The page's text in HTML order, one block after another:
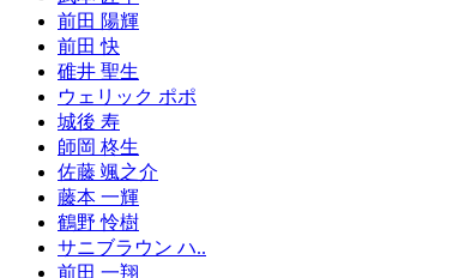
前田 陽輝
前田 快
碓井 聖生
ウェリック ポポ
城後 寿
師岡 柊生
佐藤 颯之介
藤本 一輝
鶴野 怜樹
サニブラウン ハ..
前田 一翔